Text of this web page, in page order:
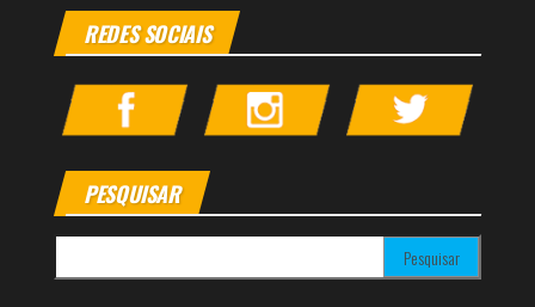
REDES SOCIAIS
PESQUISAR